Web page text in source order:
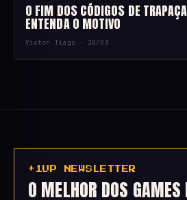
O FIM DOS CÓDIGOS DE
ENTENDA O MOTIVO
Victor Tiago · 20/03
+1UP NEWSLETTER
O MELHOR DOS